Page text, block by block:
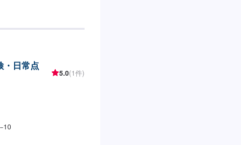
ですが、どのクルマ屋さ
。<代車について>代車を
利用ください。※代車の
間：9:00~21:00<輸入車
業完了までにお時間をい
・日常点
5.0(1件)